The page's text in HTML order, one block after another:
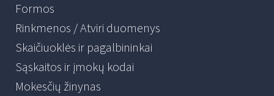
Formos
Rinkmenos / Atviri duomenys
Skaičiuoklės ir pagalbininkai
Sąskaitos ir įmokų kodai
Mokesčių žinynas